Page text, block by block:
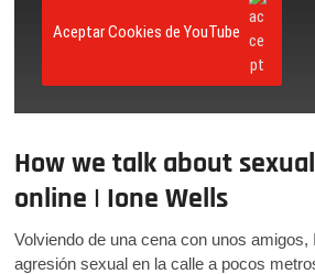
Aceptar Cookies de YouTube
How we talk about
online | Ione Wells
Volviendo de una cena con unos amigos,
agresión sexual en la calle a pocos